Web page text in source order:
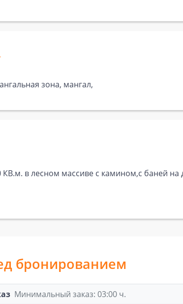
зона, мангал,
в лесном массиве с камином,с баней на
бронированием
Минимальный заказ: 03:00 ч.